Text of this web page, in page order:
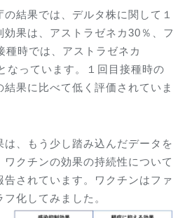
結果では、デルタ株に関して１
果は、アストラゼネカ30 ％、フ
種時では、アストラゼネカ
なっています。１回目接種時の
果に比べて低く評価されていま
、もう少し踏み込んだデータを
クチンの効果の持続性について
されています。ワクチンはファ
化してみました。